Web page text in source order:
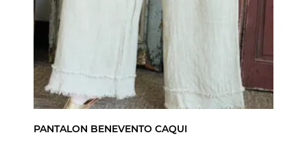
PANTALON BENEVENTO CAQUI